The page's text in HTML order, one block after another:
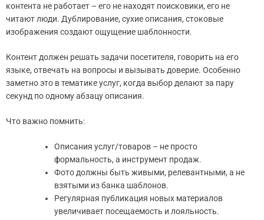
контента не работает – его не находят поисковики, его не
читают люди. Дублирование, сухие описания, стоковые
изображения создают ощущение шаблонности.
Контент должен решать задачи посетителя, говорить на его
языке, отвечать на вопросы и вызывать доверие. Особенно
заметно это в тематике услуг, когда выбор делают за пару
секунд по одному абзацу описания.
Что важно помнить:
Описания услуг/товаров – не просто
формальность, а инструмент продаж.
Фото должны быть живыми, релевантными, а не
взятыми из банка шаблонов.
Регулярная публикация новых материалов
увеличивает посещаемость и лояльность.